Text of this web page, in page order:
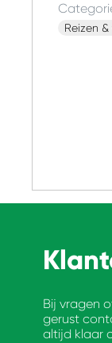
Reizen
Bij vragen
gerust
altijd klaar